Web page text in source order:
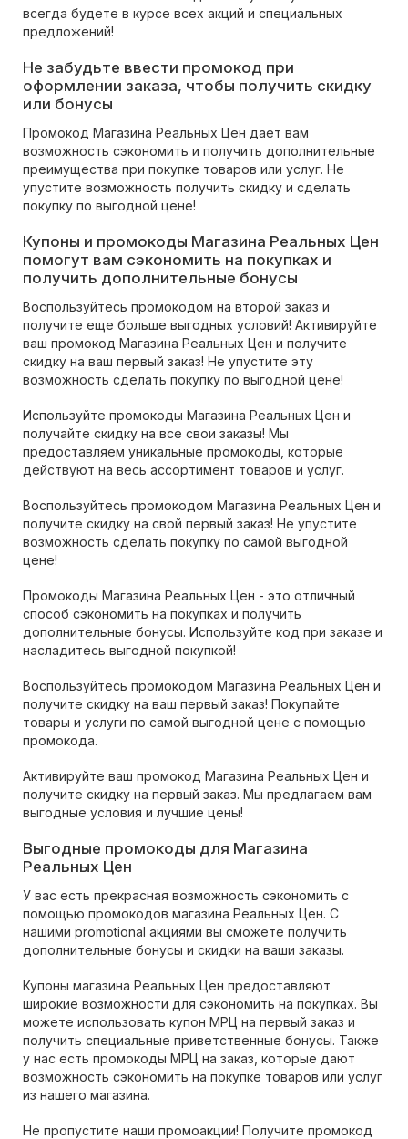
всегда будете в курсе всех акций и специальных
предложений!
Не забудьте ввести промокод при
оформлении заказа, чтобы получить скидку
или бонусы
Промокод Магазина Реальных Цен дает вам
возможность сэкономить и получить дополнительные
преимущества при покупке товаров или услуг. Не
упустите возможность получить скидку и сделать
покупку по выгодной цене!
Купоны и промокоды Магазина Реальных Цен
помогут вам сэкономить на покупках и
получить дополнительные бонусы
Воспользуйтесь промокодом на второй заказ и
получите еще больше выгодных условий! Активируйте
ваш промокод Магазина Реальных Цен и получите
скидку на ваш первый заказ! Не упустите эту
возможность сделать покупку по выгодной цене!
Используйте промокоды Магазина Реальных Цен и
получайте скидку на все свои заказы! Мы
предоставляем уникальные промокоды, которые
действуют на весь ассортимент товаров и услуг.
Воспользуйтесь промокодом Магазина Реальных Цен и
получите скидку на свой первый заказ! Не упустите
возможность сделать покупку по самой выгодной
цене!
Промокоды Магазина Реальных Цен - это отличный
способ сэкономить на покупках и получить
дополнительные бонусы. Используйте код при заказе и
насладитесь выгодной покупкой!
Воспользуйтесь промокодом Магазина Реальных Цен и
получите скидку на ваш первый заказ! Покупайте
товары и услуги по самой выгодной цене с помощью
промокода.
Активируйте ваш промокод Магазина Реальных Цен и
получите скидку на первый заказ. Мы предлагаем вам
выгодные условия и лучшие цены!
Выгодные промокоды для Магазина
Реальных Цен
У вас есть прекрасная возможность сэкономить с
помощью промокодов магазина Реальных Цен. С
нашими promotional акциями вы сможете получить
дополнительные бонусы и скидки на ваши заказы.
Купоны магазина Реальных Цен предоставляют
широкие возможности для сэкономить на покупках. Вы
можете использовать купон МРЦ на первый заказ и
получить специальные приветственные бонусы. Также
у нас есть промокоды МРЦ на заказ, которые дают
возможность сэкономить на покупке товаров или услуг
из нашего магазина.
Не пропустите наши промоакции! Получите промокод